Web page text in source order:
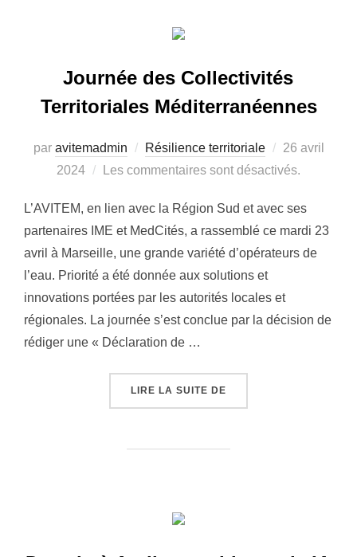
Journée des Collectivités
Territoriales Méditerranéennes
par avitemadmin Résilience territoriale
Publié
le
26 avril
2024
Les commentaires sont désactivés.
L’AVITEM, en lien avec la Région Sud et avec ses
partenaires IME et MedCités, a rassemblé ce mardi 23
avril à Marseille, une grande variété d’opérateurs de
l’eau. Priorité a été donnée aux solutions et
innovations portées par les autorités locales et
régionales. La journée s’est conclue par la décision de
rédiger une « Déclaration de …
LIRE LA SUITE DE